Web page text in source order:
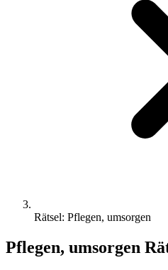
Rätsel: Pflegen, umsorgen
Pflegen, umsorgen